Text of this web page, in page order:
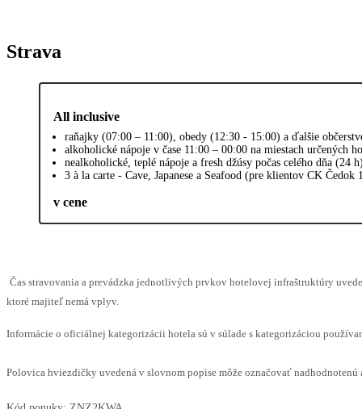
Strava
All inclusive
raňajky (07:00 – 11:00), obedy (12:30 - 15:00) a ďalšie
alkoholické nápoje v čase 11:00 – 00:00 na miestach určených
nealkoholické, teplé nápoje a fresh džúsy počas celého dňa (24
3 à la carte - Cave, Japanese a Seafood (pre klientov CK
v cene
Čas stravovania a prevádzka jednotlivých prvkov hotelovej infraštruktúry
ktoré majiteľ nemá vplyv.
Informácie o oficiálnej kategorizácii hotela sú v súlade s kategorizáciou
Polovica hviezdičky uvedená v slovnom popise môže označovať